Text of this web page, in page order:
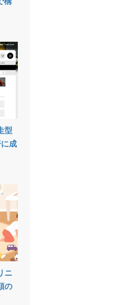
型
成
ニ
の